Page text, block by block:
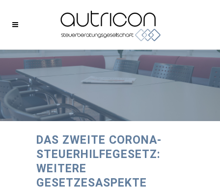
DAS ZWEITE CORONA-
STEUERHILFEGESETZ:
WEITERE
GESETZESASPEKTE